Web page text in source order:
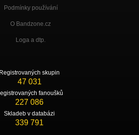
Podmínky používání
O Bandzone.cz
Loga a dtp.
Registrovaných skupin
47 031
fanoušků
227 086
Skladeb v databázi
339 791